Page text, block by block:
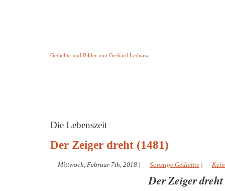
Gedichte und Bilder von Gerhard Ledwina
Die Lebenszeit
Der Zeiger dreht (1481)
Mittwoch, Februar 7th, 2018 | Sonstige Gedichte |
Der Zeiger dreht